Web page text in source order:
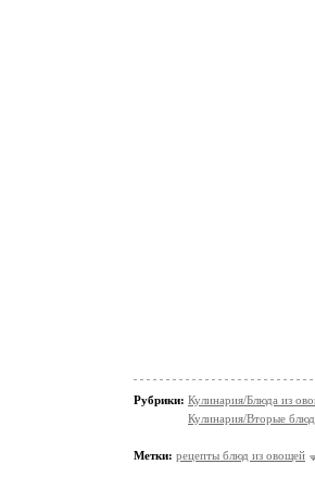
Рубрики: Кулинария/Блюда из
Кулинария/Вторые
Метки: рецепты блюд из овощей